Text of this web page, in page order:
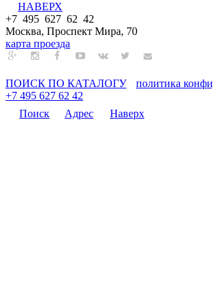
НАВЕРХ
+7 495 627 62 42
Москва, Проспект Мира, 70
карта проезда
ПОИСК ПО КАТАЛОГУ
политика
+7 495 627 62 42
Поиск
Адрес Наверх